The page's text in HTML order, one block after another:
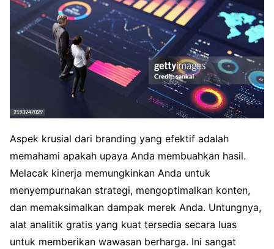
Aspek krusial dari branding yang efektif adalah
memahami apakah upaya Anda membuahkan hasil.
Melacak kinerja memungkinkan Anda untuk
menyempurnakan strategi, mengoptimalkan konten,
dan memaksimalkan dampak merek Anda. Untungnya,
alat analitik gratis yang kuat tersedia secara luas
untuk memberikan wawasan berharga. Ini sangat